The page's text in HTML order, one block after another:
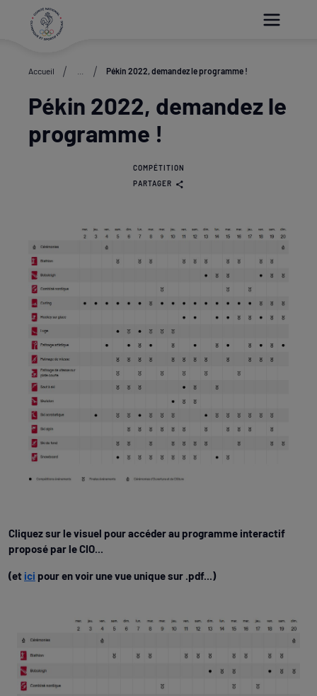
Accueil Pékin 2022, demandez le programme !
Pékin 2022, demandez le
programme !
COMPÉTITION
PARTAGER
Cliquez sur le visuel pour accéder au programme interactif
proposé par le CIO...
(et ici pour en voir une vue unique sur .pdf...)
Paramétrer les cookies